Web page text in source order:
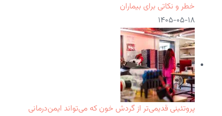
خطر و نکاتی برای بیماران
۱۴۰۵-۰۵-۱۸
پروتئینی قدیمی‌تر از گردش خون که می‌تواند ایمن‌درمانی